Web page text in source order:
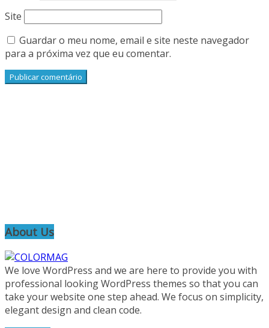
Site
Guardar o meu nome, email e site neste navegador
para a próxima vez que eu comentar.
About Us
We love WordPress and we are here to provide you with
professional looking WordPress themes so that you can
take your website one step ahead. We focus on simplicity,
elegant design and clean code.